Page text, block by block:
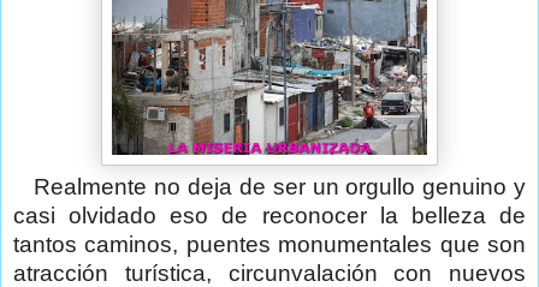
Realmente no deja de ser un orgullo genuino y
casi olvidado eso de reconocer la belleza de
tantos caminos, puentes monumentales que son
atracción turística, circunvalación con nuevos